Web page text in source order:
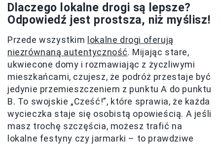
Dlaczego lokalne drogi są lepsze?
Odpowiedź jest prostsza, niż myślisz!
Przede wszystkim lokalne drogi oferują
niezrównaną autentyczność. Mijając stare,
ukwiecone domy i rozmawiając z życzliwymi
mieszkańcami, czujesz, że podróż przestaje być
jedynie przemieszczeniem z punktu A do punktu
B. To swojskie „Cześć!”, które sprawia, że każda
wycieczka staje się osobistą opowieścią. A jeśli
masz trochę szczęścia, możesz trafić na
lokalne festyny czy jarmarki – to prawdziwe